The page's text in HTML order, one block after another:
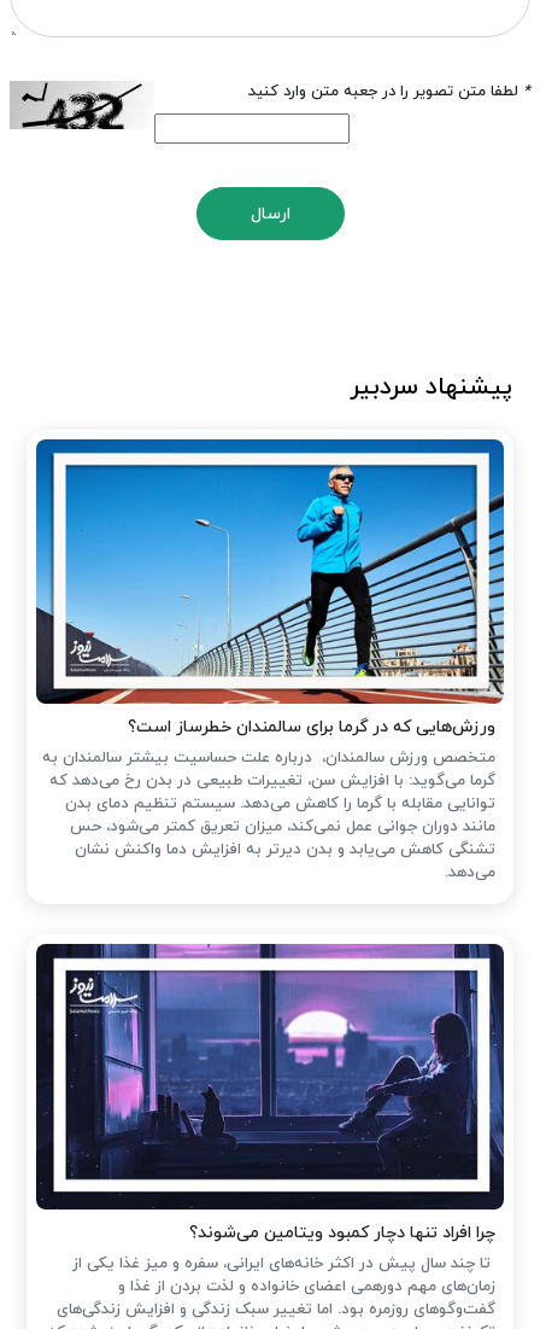
* لطفا متن تصویر را در جعبه متن وارد کنید
ارسال
پیشنهاد سردبیر
ورزش‌هایی که در گرما برای سالمندان خطرساز است؟
متخصص ورزش سالمندان، درباره علت حساسیت بیشتر سالمندان به
گرما می‌گوید: با افزایش سن، تغییرات طبیعی در بدن رخ می‌دهد که
توانایی مقابله با گرما را کاهش می‌دهد. سیستم تنظیم دمای بدن
مانند دوران جوانی عمل نمی‌کند، میزان تعریق کمتر می‌شود، حس
تشنگی کاهش می‌یابد و بدن دیرتر به افزایش دما واکنش نشان
می‌دهد.
چرا افراد تنها دچار کمبود ویتامین می‌شوند؟
تا چند سال پیش در اکثر خانه‌های ایرانی، سفره و میز غذا یکی از
زمان‌های مهم دورهمی اعضای خانواده و لذت بردن از غذا و
گفت‌وگوهای روزمره بود. اما تغییر سبک زندگی و افزایش زندگی‌های